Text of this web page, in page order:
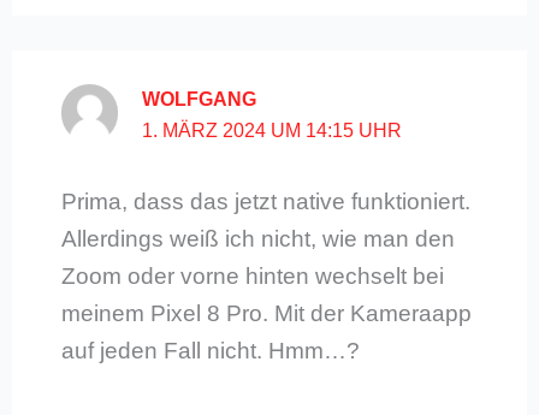
WOLFGANG
1. MÄRZ 2024 UM 14:15 UHR
Prima, dass das jetzt native funktioniert.
Allerdings weiß ich nicht, wie man den
Zoom oder vorne hinten wechselt bei
meinem Pixel 8 Pro. Mit der Kameraapp
auf jeden Fall nicht. Hmm…?